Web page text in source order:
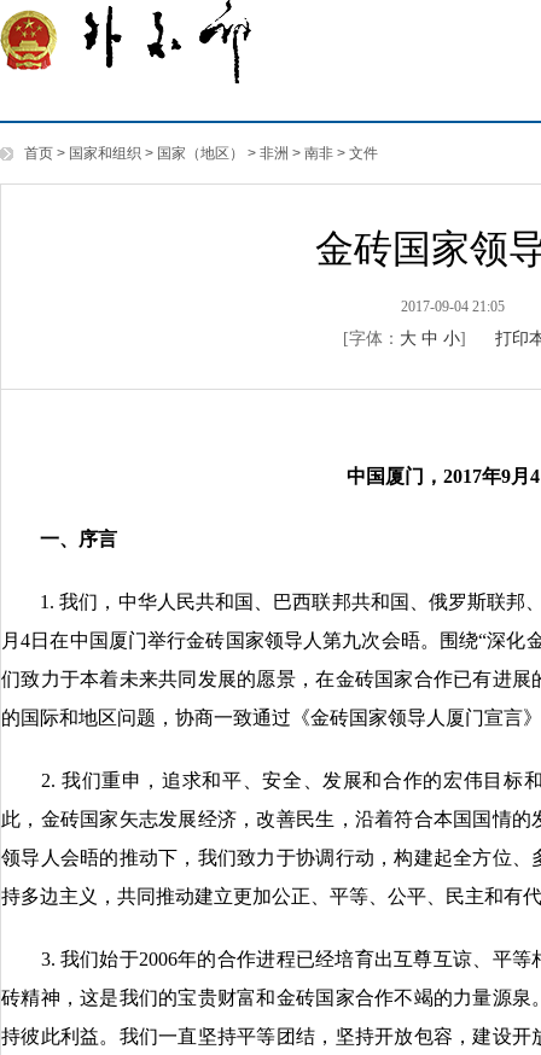
首页 > 国家和组织 > 国家（地区） > 非洲 > 南非 > 文件
金砖国家领
2017-09-04 21:05
[字体： 大 中 小] 打印
中国厦门，2017年9月
一、序言
1. 我们，中华人民共和国、巴西联邦共和国、俄罗斯联邦
月4日在中国厦门举行金砖国家领导人第九次会晤。围绕“深化
们致力于本着未来共同发展的愿景，在金砖国家合作已有进
的国际和地区问题，协商一致通过《金砖国家领导人厦门宣言
2. 我们重申，追求和平、安全、发展和合作的宏伟目标
此，金砖国家矢志发展经济，改善民生，沿着符合本国国情
领导人会晤的推动下，我们致力于协调行动，构建起全方位
持多边主义，共同推动建立更加公正、平等、公平、民主和有
3. 我们始于2006年的合作进程已经培育出互尊互谅、平等
砖精神，这是我们的宝贵财富和金砖国家合作不竭的力量源
持彼此利益。我们一直坚持平等团结，坚持开放包容，建设